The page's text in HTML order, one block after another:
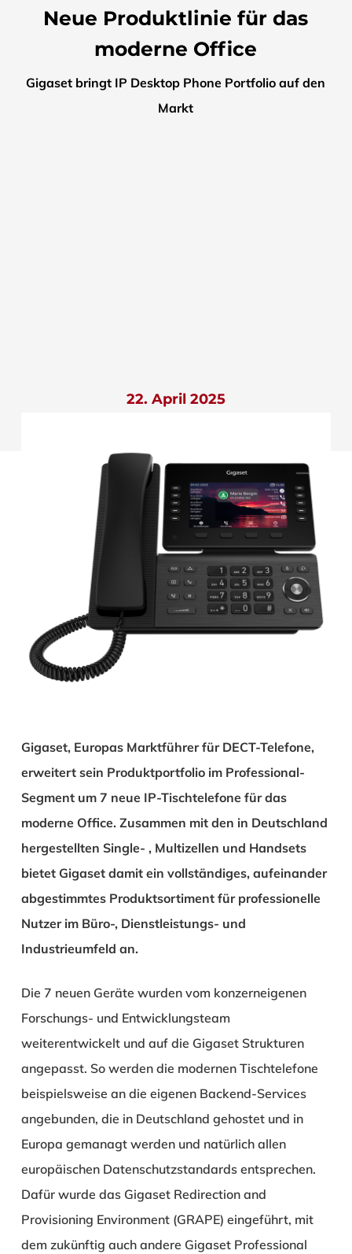
Neue Produktlinie für das
moderne Office
Gigaset bringt IP Desktop Phone Portfolio auf den
Markt
22. April 2025
Gigaset, Europas Marktführer für DECT-Telefone,
erweitert sein Produktportfolio im Professional-
Segment um 7 neue IP-Tischtelefone für das
moderne Office. Zusammen mit den in Deutschland
hergestellten Single- , Multizellen und Handsets
bietet Gigaset damit ein vollständiges, aufeinander
abgestimmtes Produktsortiment für professionelle
Nutzer im Büro-, Dienstleistungs- und
Industrieumfeld an.
Die 7 neuen Geräte wurden vom konzerneigenen
Forschungs- und Entwicklungsteam
weiterentwickelt und auf die Gigaset Strukturen
angepasst. So werden die modernen Tischtelefone
beispielsweise an die eigenen Backend-Services
angebunden, die in Deutschland gehostet und in
Europa gemanagt werden und natürlich allen
europäischen Datenschutzstandards entsprechen.
Dafür wurde das Gigaset Redirection and
Provisioning Environment (GRAPE) eingeführt, mit
dem zukünftig auch andere Gigaset Professional